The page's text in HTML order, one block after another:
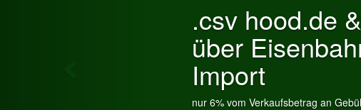
.csv hood.de & eBay.de
über Eisenbahnkartei
nur 6% vom Verkaufsbetrag an Gebühren je Inserat Artikel